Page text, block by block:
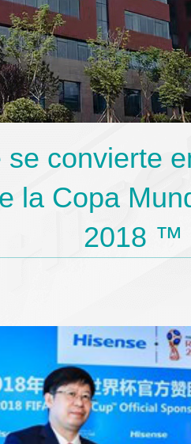
se convierte
la Copa
2018 ™